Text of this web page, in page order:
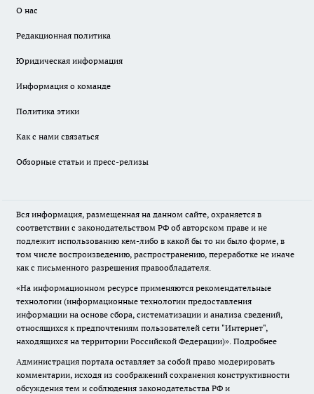
О нас
Редакционная политика
Юридическая информация
Информация о команде
Политика этики
Как с нами связаться
Обзорные статьи и пресс-релизы
Вся информация, размещенная на данном сайте, охраняется в
соответствии с законодательством РФ об авторском праве и не
подлежит использованию кем-либо в какой бы то ни было форме, в
том числе воспроизведению, распространению, переработке не иначе
как с письменного разрешения правообладателя.
«На информационном ресурсе применяются рекомендательные
технологии (информационные технологии предоставления
информации на основе сбора, систематизации и анализа сведений,
относящихся к предпочтениям пользователей сети "Интернет",
находящихся на территории Российской Федерации)». Подробнее
Администрация портала оставляет за собой право модерировать
комментарии, исходя из соображений сохранения конструктивности
обсуждения тем и соблюдения законодательства РФ и